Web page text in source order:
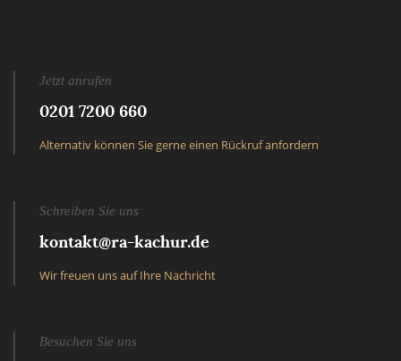
Jetzt anrufen
0201 7200 660
Alternativ können Sie gerne einen Rückruf anfordern
Schreiben Sie uns
kontakt@ra-kachur.de
Wir freuen uns auf Ihre Nachricht
Besuchen Sie uns